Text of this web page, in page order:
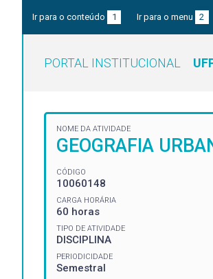
Ir para o conteúdo 1 Ir para o menu 2
PORTAL INSTITUCIONAL
NOME DA ATIVIDADE
GEOGRAFIA
CÓDIGO
10060148
CARGA HORÁRIA
60 horas
TIPO DE ATIVIDADE
DISCIPLINA
PERIODICIDADE
Semestral